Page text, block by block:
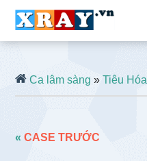
Ca lâm sàng »Tiêu Hóa
«CASE TRƯỚC